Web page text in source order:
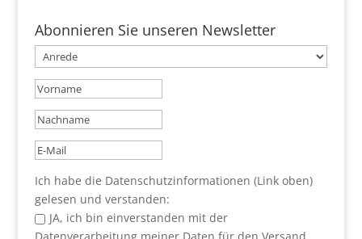
Abonnieren Sie unseren Newsletter
Ich habe die Datenschutzinformationen (Link oben)
gelesen und verstanden:
JA, ich bin einverstanden mit der